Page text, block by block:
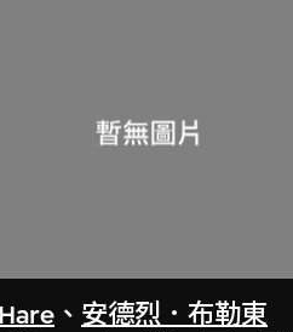
、 安德烈．布勒東